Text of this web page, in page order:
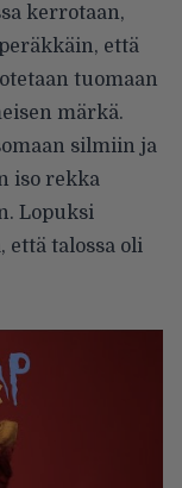
kerrotaan,
että
tuomaan
märkä.
silmiin ja
iso rekka
Lopuksi
talossa oli